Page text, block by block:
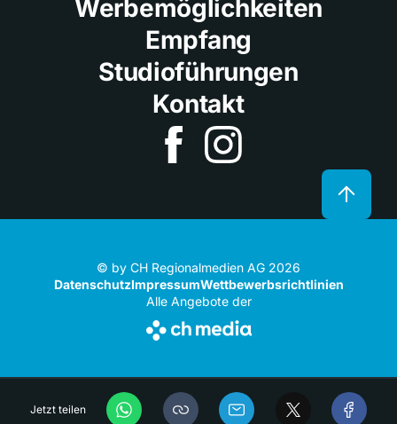
Jetzt teilen
Werbemöglichkeiten
Empfang
Studioführungen
Kontakt
© by CH Regionalmedien AG 2026
DatenschutzImpressumWettbewerbsrichtlinien
Alle Angebote der